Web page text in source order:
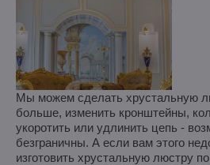
Мы можем сделать хрустальную
больше, изменить кронштейны,
укоротить или удлинить цепь -
безграничны. А если вам этого
изготовить хрустальную люстру